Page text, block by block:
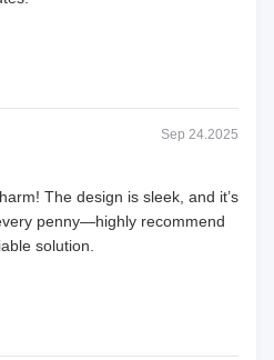
Sep 24.2025
The design is sleek, and it’s
penny—highly recommend
solution.